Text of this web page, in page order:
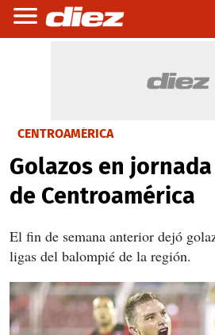
CENTROAMÉRICA
Golazos en
de Centroamérica
El fin de semana anterior dejó
ligas del balompié de la región.